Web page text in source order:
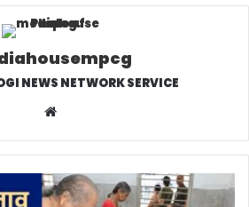
NEWS NETWORK SERVICE
b
s
i